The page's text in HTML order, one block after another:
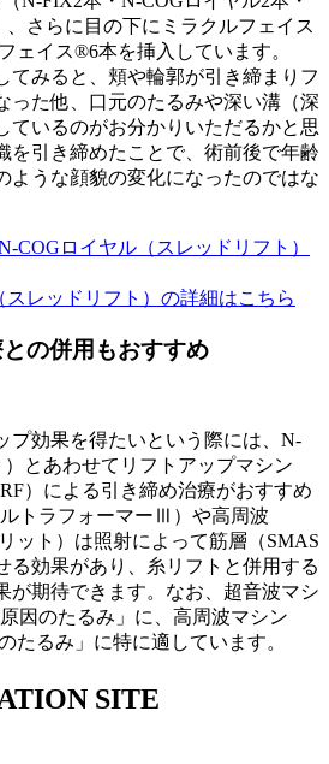
さらに目の下にミラクルフェイス
ェイス®6本を挿入しています。
てみると、頬や輪郭が引き締まりフ
った他、口元のたるみや深い溝（深
ているのがお分かりいただるかと思
を引き締めたことで、術前後で年齢
ような顔貌の変化になったのではな
COGロイヤル（スレッドリフト）
レッドリフト）の詳細はこちら
の併用もおすすめ
プ効果を得たいという際には、N-
とあわせてリフトアップマシン
）による引き締め治療がおすすめ
トラフォーマーⅢ）や高周波
ット）は照射によって筋層（SMAS
る効果があり、糸リフトと併用する
が期待できます。なお、超音波マシ
因のたるみ」に、高周波マシン
たるみ」に特に適しています。
SITE